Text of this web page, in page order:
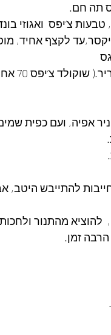
תה חם.
צ’יפס  ואגוזי
אפיה, ועם כפית
חייבות להתייבש היטב,
מהתנור
זמן.